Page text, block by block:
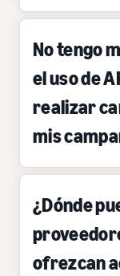
No tengo
el uso de
realizar
mis
¿Dónde
ofrezcan